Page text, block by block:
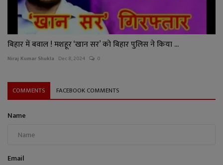
बिहार में बवाल ! मशहूर ‘खान सर’ को बिहार पुलिस ने किया ...
Niraj Kumar Shukla Dec 8, 2024 0
COMMENTS FACEBOOK COMMENTS
Name
Email